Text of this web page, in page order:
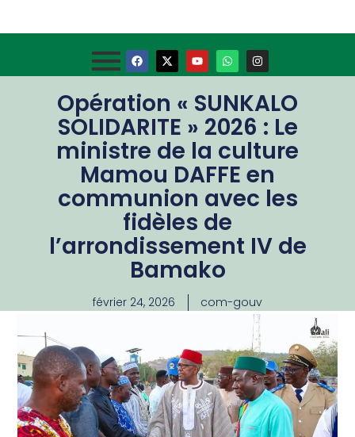
Opération « SUNKALO
SOLIDARITE » 2026 : Le
ministre de la culture
Mamou DAFFE en
communion avec les
fidèles de
l’arrondissement IV de
Bamako
février 24, 2026 com-gouv